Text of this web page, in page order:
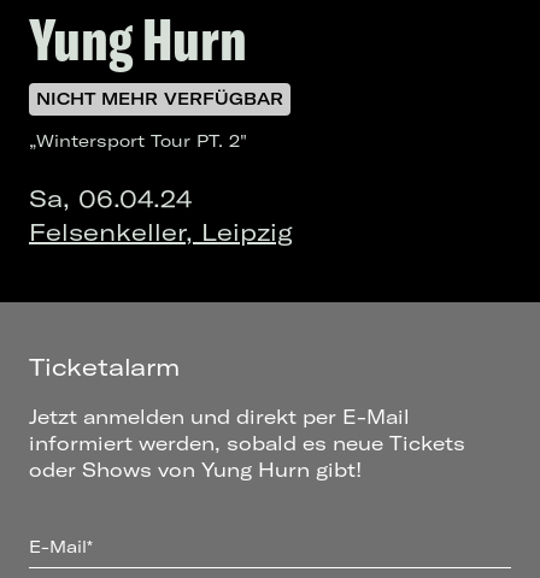
Yung Hurn
NICHT MEHR VERFÜGBAR
„Wintersport Tour PT. 2"
Sa, 06.04.24
Felsenkeller, Leipzig
Ticketalarm
Jetzt anmelden und direkt per E-Mail
informiert werden, sobald es neue Tickets
oder Shows von Yung Hurn gibt!
E-Mail*